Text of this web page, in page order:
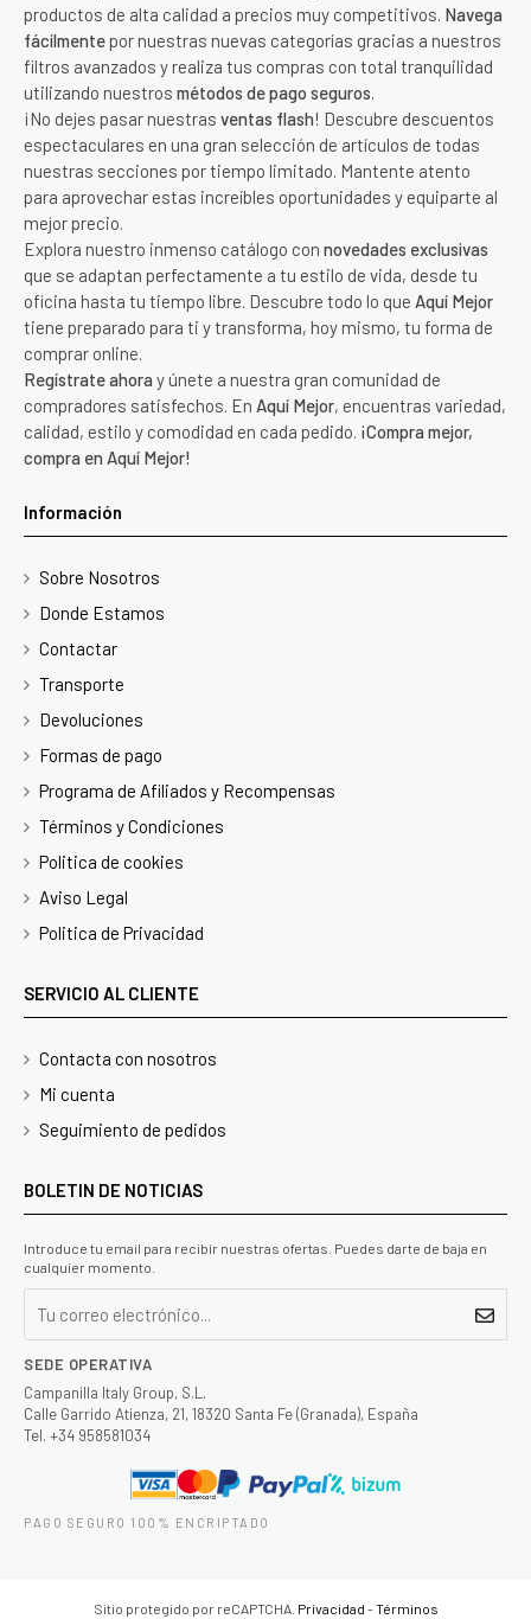
productos de alta calidad a precios muy competitivos. Navega
fácilmente por nuestras nuevas categorías gracias a nuestros
filtros avanzados y realiza tus compras con total tranquilidad
utilizando nuestros métodos de pago seguros.
¡No dejes pasar nuestras ventas flash! Descubre descuentos
espectaculares en una gran selección de artículos de todas
nuestras secciones por tiempo limitado. Mantente atento
para aprovechar estas increíbles oportunidades y equiparte al
mejor precio.
Explora nuestro inmenso catálogo con novedades exclusivas
que se adaptan perfectamente a tu estilo de vida, desde tu
oficina hasta tu tiempo libre. Descubre todo lo que Aquí Mejor
tiene preparado para ti y transforma, hoy mismo, tu forma de
comprar online.
Regístrate ahora y únete a nuestra gran comunidad de
compradores satisfechos. En Aquí Mejor, encuentras variedad,
calidad, estilo y comodidad en cada pedido. ¡Compra mejor,
compra en Aquí Mejor!
Información
Sobre Nosotros
Donde Estamos
Contactar
Transporte
Devoluciones
Formas de pago
Programa de Afiliados y Recompensas
Términos y Condiciones
Politica de cookies
Aviso Legal
Politica de Privacidad
SERVICIO AL CLIENTE
Contacta con nosotros
Mi cuenta
Seguimiento de pedidos
BOLETIN DE NOTICIAS
Introduce tu email para recibir nuestras ofertas. Puedes darte de baja en
cualquier momento.
SEDE OPERATIVA
Campanilla Italy Group, S.L.
Calle Garrido Atienza, 21, 18320 Santa Fe (Granada), España
Tel. +34 958581034
PAGO SEGURO 100% ENCRIPTADO
Sitio protegido por reCAPTCHA. Privacidad -Términos